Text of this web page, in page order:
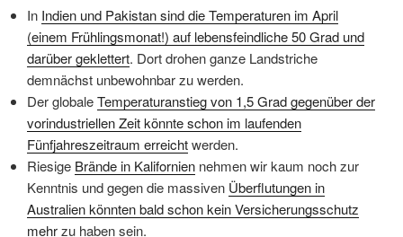
In Indien und Pakistan sind die Temperaturen im April
(einem Frühlingsmonat!) auf lebensfeindliche 50 Grad und
darüber geklettert. Dort drohen ganze Landstriche
demnächst unbewohnbar zu werden.
Der globaleTemperaturanstieg von 1,5 Grad gegenüber der
vorindustriellen Zeit könnte schon im laufenden
Fünfjahreszeitraum erreichtwerden.
Riesige Brände in Kalifornien nehmen wir kaum noch zur
Kenntnis und gegen die massiven Überflutungen in
Australien könnten bald schon kein Versicherungsschutz
mehrzu haben sein.